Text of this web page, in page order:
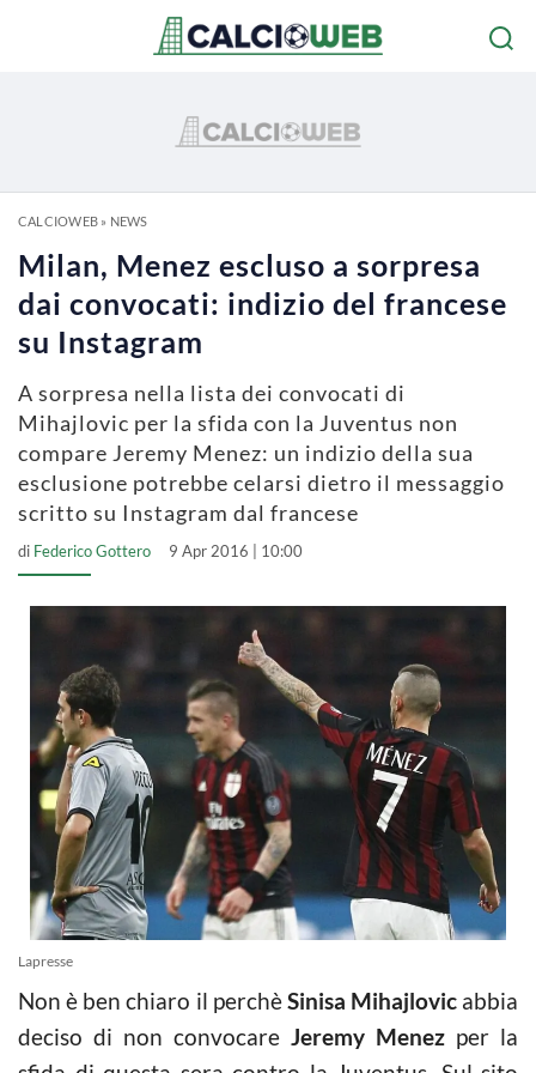
CALCIOWEB» NEWS
Milan, Menez escluso a sorpresa
dai convocati: indizio del francese
su Instagram
A sorpresa nella lista dei convocati di
Mihajlovic per la sfida con la Juventus non
compare Jeremy Menez: un indizio della sua
esclusione potrebbe celarsi dietro il messaggio
scritto su Instagram dal francese
di Federico Gottero 9 Apr 2016 | 10:00
Lapresse
Non è ben chiaro il perchèSinisa Mihajlovicabbia
deciso di non convocare Jeremy Menez per la